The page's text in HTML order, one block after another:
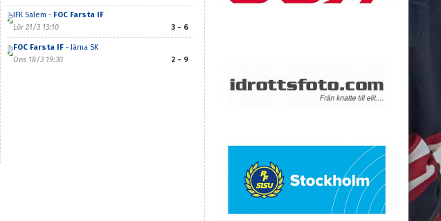
IFK Salem - FOC Farsta IF
Lör 21/3 13:10
3 - 6
FOC Farsta IF- Järna SK
Ons 18/3 19:30
2 - 9